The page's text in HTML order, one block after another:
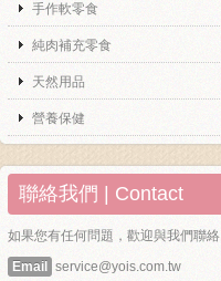
手作軟零食
純肉補充零食
天然用品
營養保健
聯絡我們 | Contact
如果您有任何問題，歡迎與我們聯絡
Email
service@yois.com.tw